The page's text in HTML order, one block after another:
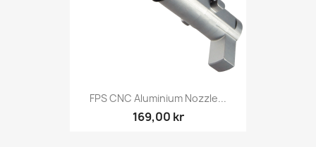
FPS CNC Aluminium Nozzle...
169,00 kr